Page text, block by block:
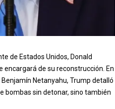
de Estados Unidos, Donald
encargará de su reconstrucción. En
Netanyahu, Trump detalló
bombas sin detonar, sino también